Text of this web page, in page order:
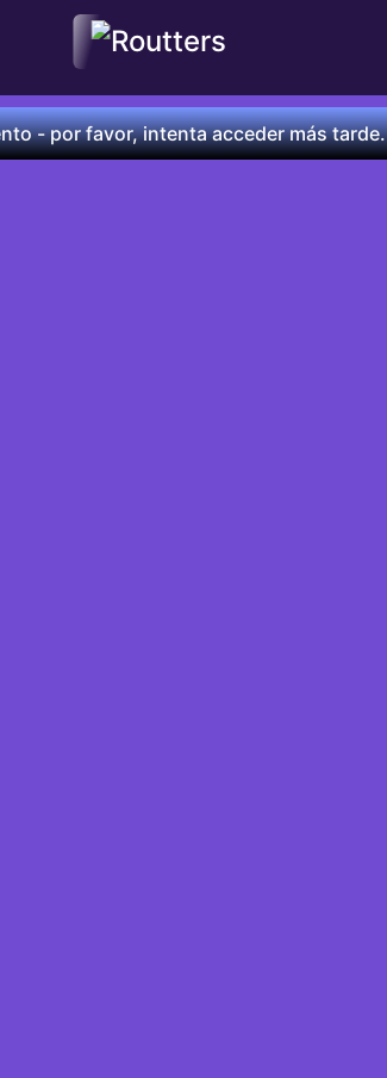
- por favor, intenta acceder más tarde.